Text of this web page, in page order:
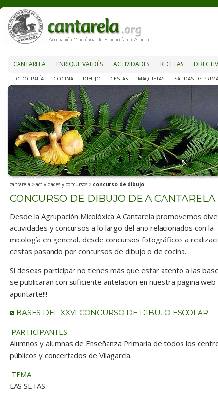
CANTARELA ENRIQUE VALDÉS ACTIVIDADES RECETAS
FOTOGRAFÍA COCINA DIBUJO CESTAS MAQUETAS SALIDAS DE
cantarela > actividades y concursos > concurso de dibujo
CONCURSO DE DIBUJO DE A CANTARELA
Desde la Agrupación Micolóxica A Cantarela promovemos
actividades y concursos a lo largo del año relacionados con la
micología en general, desde concursos fotográficos a
cestas pasando por concursos de dibujo o de cocina.
Si deseas participar no tienes más que estar atento a las
se publicarán con suficiente antelación en nuestra página web
apuntarte!!!
BASES DEL XXVI CONCURSO DE DIBUJO ESCOLAR
PARTICIPANTES
Alumnos y alumnas de Enseñanza Primaria de todos los
públicos y concertados de Vilagarcía.
TEMA
LAS SETAS.